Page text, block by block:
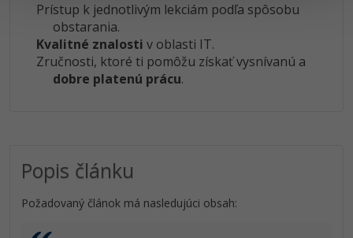
Prístup k jednotlivým lekciám podľa spôsobu
obstarania.
Kvalitné znalosti v oblasti IT.
Zručnosti, ktoré ti pomôžu získať vysnívanú a
dobre platenú prácu.
Popis článku
Požadovaný článok má nasledujúci obsah: